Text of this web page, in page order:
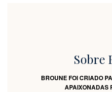
Sobre
BROUNE FOI CRIADO
APAIXONADAS